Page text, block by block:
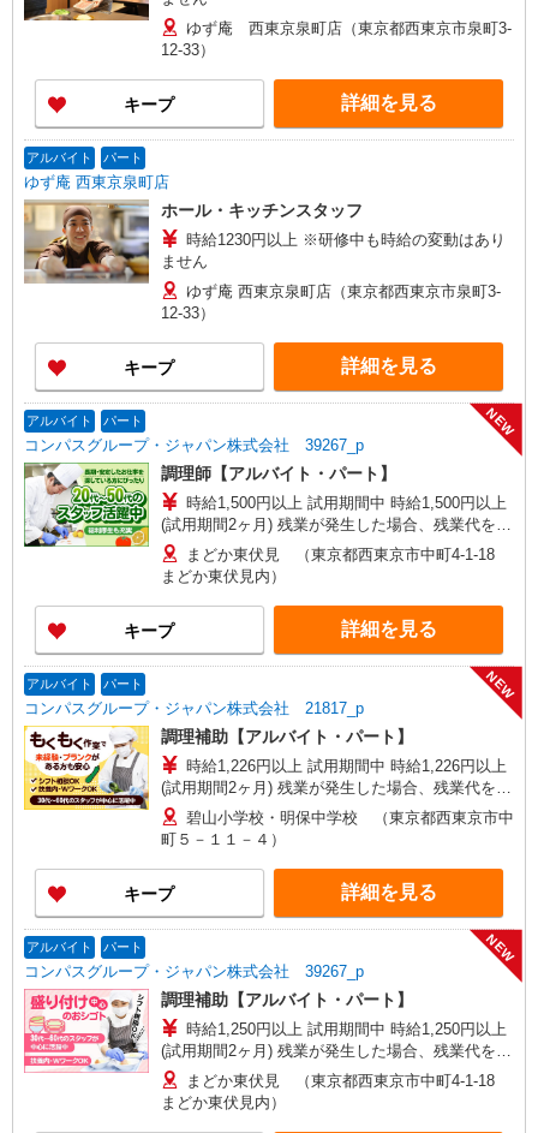
ゆず庵 西東京泉町店（東京都西東京市泉町3-
12-33）
キープ 詳細を見る
アルバイト パート
ゆず庵 西東京泉町店
ホール・キッチンスタッフ
時給1230円以上 ※研修中も時給の変動はあり
ません
ゆず庵 西東京泉町店（東京都西東京市泉町3-
12-33）
キープ 詳細を見る
アルバイト パート
コンパスグループ・ジャパン株式会社 39267_p
NEW
調理師【アルバイト・パート】
時給1,500円以上 試用期間中 時給1,500円以上
(試用期間2ヶ月) 残業が発生した場合、残業代を1
分単位で別途支給します。
まどか東伏見 （東京都西東京市中町4-1-18
まどか東伏見内）
キープ 詳細を見る
アルバイト パート
コンパスグループ・ジャパン株式会社 21817_p
NEW
調理補助【アルバイト・パート】
時給1,226円以上 試用期間中 時給1,226円以上
(試用期間2ヶ月) 残業が発生した場合、残業代を1
分単位で別途支給します。
碧山小学校・明保中学校 （東京都西東京市中
町５－１１－４）
キープ 詳細を見る
アルバイト パート
コンパスグループ・ジャパン株式会社 39267_p
NEW
調理補助【アルバイト・パート】
時給1,250円以上 試用期間中 時給1,250円以上
(試用期間2ヶ月) 残業が発生した場合、残業代を1
分単位で別途支給します。
まどか東伏見 （東京都西東京市中町4-1-18
まどか東伏見内）